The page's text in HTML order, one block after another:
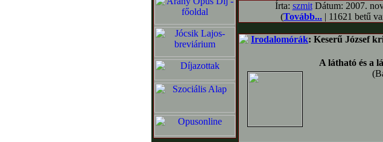
Írta: szmitDátum: 2007.
(Tovább... | 11621 betű
Irodalomórák: Keserű József
A látható és a